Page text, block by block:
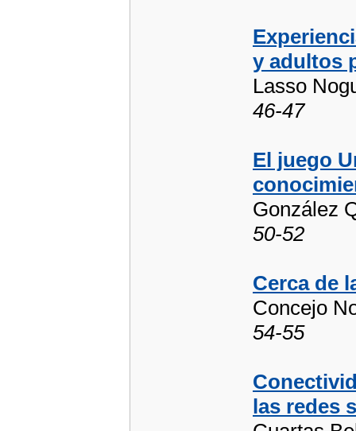
y adultos
Lasso
46-47
El juego
González
50-52
Cerca de
Concejo
54-55
las redes